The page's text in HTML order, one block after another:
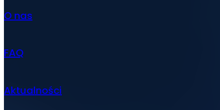
O nas
FAQ
Aktualności